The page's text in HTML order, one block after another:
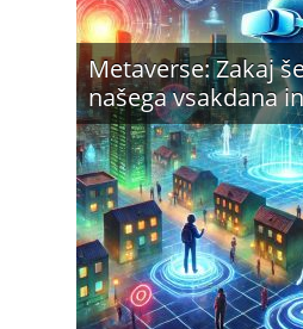
Metaverse: Zakaj
našega vsakdana